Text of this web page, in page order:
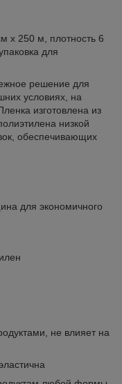
х 250 м, плотность 6
для
решение для
условиях, на
изготовлена из
низкой
обеспечивающих
для экономичного
не влияет на